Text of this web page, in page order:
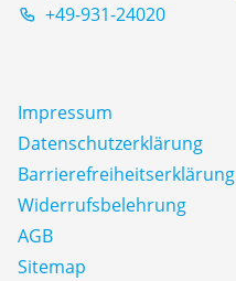
+49-931-24020
Impressum
Datenschutz­erklärung
Barrierefreiheitserklärung
Widerrufsbelehrung
AGB
Sitemap